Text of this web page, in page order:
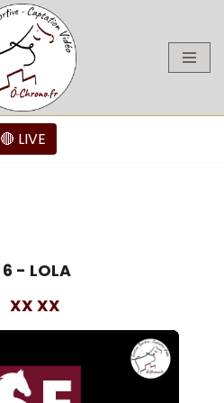
🔴 LIVE
6 - LOLA
XX XX